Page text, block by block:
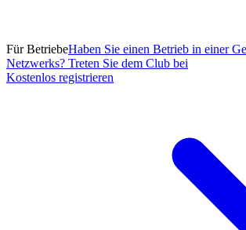
Für BetriebeHaben Sie einen Betrieb in einer
Netzwerks? Treten Sie dem Club bei
Kostenlos registrieren